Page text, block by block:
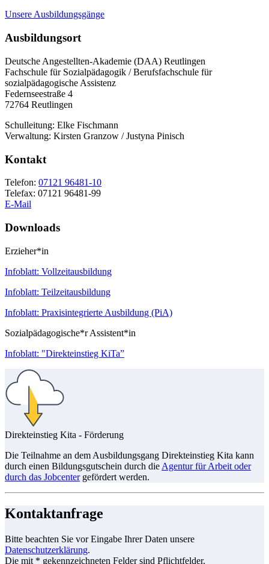
Unsere Ausbildungsgänge
Ausbildungsort
Deutsche Angestellten-Akademie (DAA) Reutlingen
Fachschule für Sozialpädagogik / Berufsfachschule für
sozialpädagogische Assistenz
Federnseestraße 4
72764 Reutlingen
Schulleitung: Elke Fischmann
Verwaltung: Kirsten Granzow / Justyna Pinisch
Kontakt
Telefon: 07121 96481-10
Telefax: 07121 96481-99
E-Mail
Downloads
Erzieher*in
Infoblatt: Vollzeitausbildung
Infoblatt: Teilzeitausbildung
Infoblatt: Praxisintegrierte Ausbildung (PiA)
Sozialpädagogische*r Assistent*in
Infoblatt: "Direkteinstieg KiTa”
Direkteinstieg Kita - Förderung
Die Teilnahme an dem Ausbildungsgang Direkteinstieg Kita kann
durch einen Bildungsgutschein durch die Agentur für Arbeit oder
durch das Jobcentergefördert werden.
Kontaktanfrage
Bitte beachten Sie vor Eingabe Ihrer Daten unsere
Datenschutzerklärung.
Die mit * gekennzeichneten Felder sind Pflichtfelder.